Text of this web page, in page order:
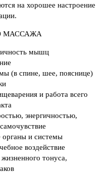
на хорошее настроение
МАССАЖА
мышц
(в спине, шее, пояснице)
и работа всего
энергичностью,
органы и системы
воздействие
тонуса,